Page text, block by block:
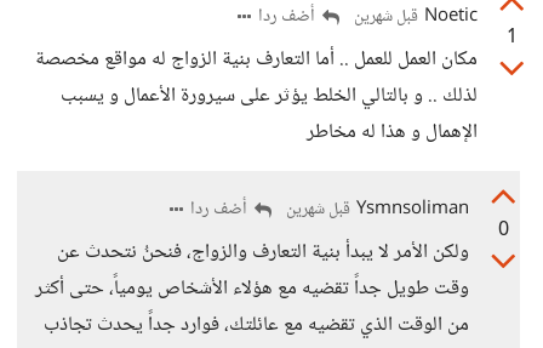
1
Noetic قبل شهرين أضف ردا
مكان العمل للعمل .. أما التعارف بنية الزواج له مواقع مخصصة
لذلك .. و بالتالي الخلط يؤثر على سيرورة الأعمال و يسبب
الإهمال و هذا له مخاطر
0
Ysmnsoliman قبل شهرين أضف ردا
ولكن الأمر لا يبدأ بنية التعارف والزواج، فنحنُ نتحدث عن
وقت طويل جداً تقضيه مع هؤلاء الأشخاص يومياً، حتى أكثر
من الوقت الذي تقضيه مع عائلتك، فوارد جداً يحدث تجاذب